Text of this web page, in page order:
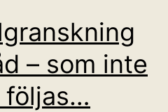
– som inte
följas…